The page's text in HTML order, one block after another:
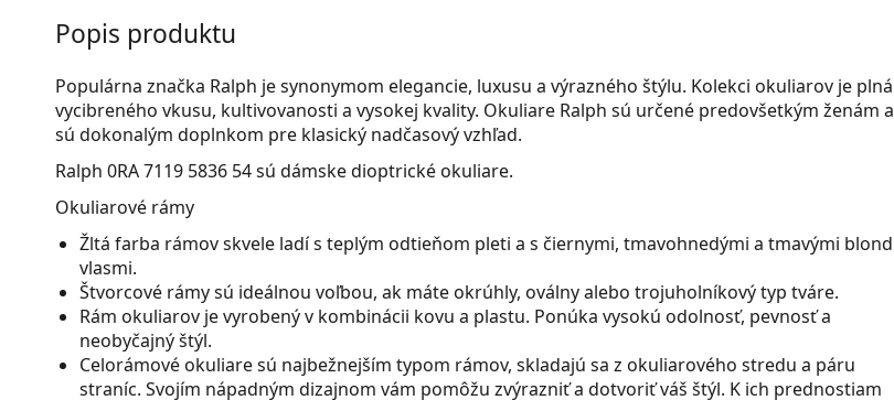
Popis produktu
Populárna značka Ralph je synonymom elegancie, luxusu a výrazného štýlu. Kolekci okuliarov je plná
vycibreného vkusu, kultivovanosti a vysokej kvality. Okuliare Ralph sú určené predovšetkým ženám a
sú dokonalým doplnkom pre klasický nadčasový vzhľad.
Ralph 0RA 7119 5836 54sú dámske dioptrické okuliare.
Okuliarové rámy
Žltá farba rámov skvele ladí s teplým odtieňom pleti a s čiernymi, tmavohnedými a tmavými blond
vlasmi.
Štvorcové rámy sú ideálnou voľbou, ak máte okrúhly, oválny alebo trojuholníkový typ tváre.
Rám okuliarov je vyrobený v kombinácii kovu a plastu. Ponúka vysokú odolnosť, pevnosť a
neobyčajný štýl.
Celorámové okuliare sú najbežnejším typom rámov, skladajú sa z okuliarového stredu a páru
straníc. Svojím nápadným dizajnom vám pomôžu zvýrazniť a dotvoriť váš štýl. K ich prednostiam